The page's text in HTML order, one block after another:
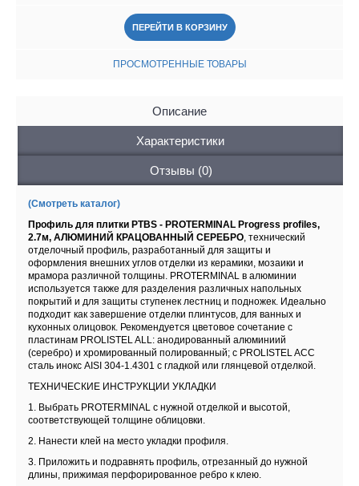
ПЕРЕЙТИ В КОРЗИНУ
ПРОСМОТРЕННЫЕ ТОВАРЫ
Описание
Характеристики
Отзывы (0)
(Смотреть каталог)
Профиль для плитки PTBS - PROTERMINAL Progress profiles,
2.7м, АЛЮМИНИЙ КРАЦОВАННЫЙ СЕРЕБРО , технический
отделочный профиль, разработанный для защиты и
оформления внешних углов отделки из керамики, мозаики и
мрамора различной толщины. PROTERMINAL в алюминии
используется также для разделения различных напольных
покрытий и для защиты ступенек лестниц и подножек. Идеально
подходит как завершение отделки плинтусов, для ванных и
кухонных олицовок. Рекомендуется цветовое сочетание с
пластинам PROLISTEL ALL: анодированный алюминиий
(серебро) и хромированный полированный; с PROLISTEL ACC
сталь инокс AISI 304-1.4301 с гладкой или глянцевой отделкой.
ТЕХНИЧЕСКИЕ ИНСТРУКЦИИ УКЛАДКИ
1. Выбрать PROTERMINAL с нужной отделкой и высотой,
соответствующей толщине облицовки.
2. Нанести клей на место укладки профиля.
3. Приложить и подравнять профиль, отрезанный до нужной
длины, прижимая перфорированное ребро к клею.